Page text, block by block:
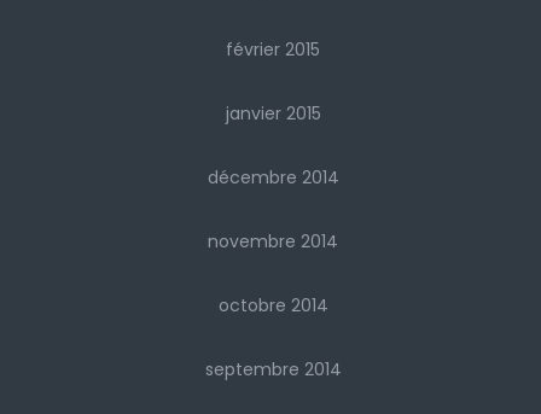
février 2015
janvier 2015
décembre 2014
novembre 2014
octobre 2014
septembre 2014